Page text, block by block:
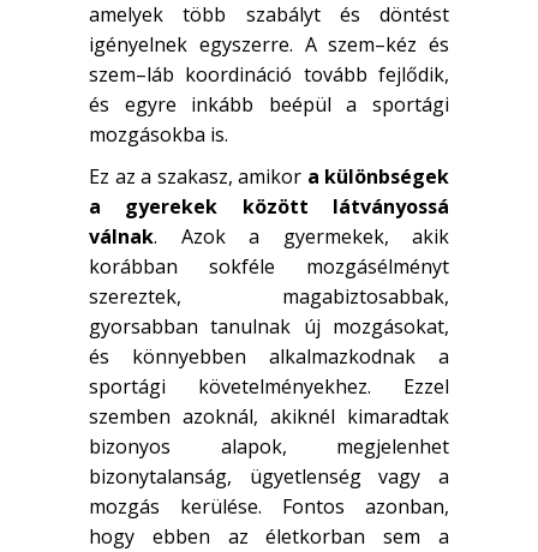
amelyek több szabályt és döntést
igényelnek egyszerre. A szem–kéz és
szem–láb koordináció tovább fejlődik,
és egyre inkább beépül a sportági
mozgásokba is.
Ez az a szakasz, amikor a különbségek
a gyerekek között látványossá
válnak. Azok a gyermekek, akik
korábban sokféle mozgásélményt
szereztek, magabiztosabbak,
gyorsabban tanulnak új mozgásokat,
és könnyebben alkalmazkodnak a
sportági követelményekhez. Ezzel
szemben azoknál, akiknél kimaradtak
bizonyos alapok, megjelenhet
bizonytalanság, ügyetlenség vagy a
mozgás kerülése. Fontos azonban,
hogy ebben az életkorban sem a